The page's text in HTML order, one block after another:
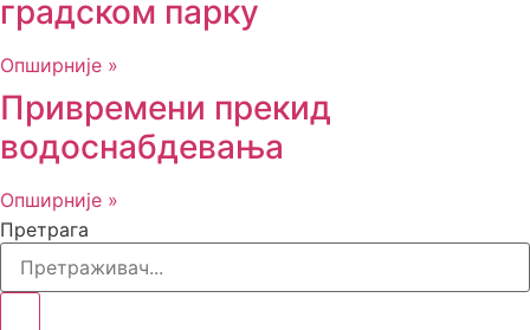
градском парку
Опширније »
Привремени прекид
водоснабдевања
Опширније »
Претрага